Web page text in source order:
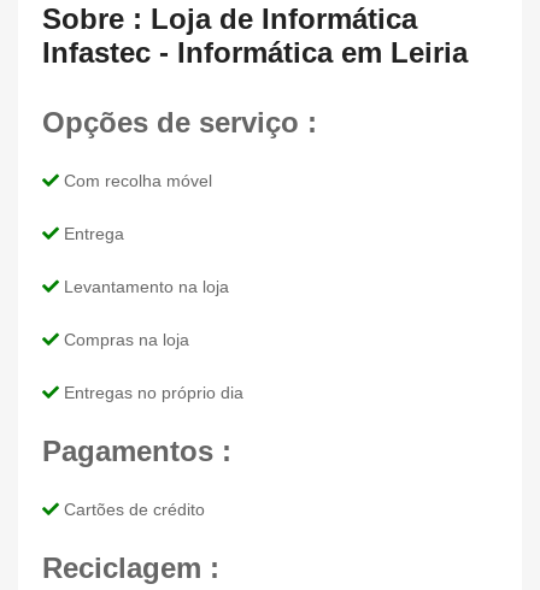
Sobre : Loja de Informática
Infastec - Informática em Leiria
Opções de serviço :
Com recolha móvel
Entrega
Levantamento na loja
Compras na loja
Entregas no próprio dia
Pagamentos :
Cartões de crédito
Reciclagem :